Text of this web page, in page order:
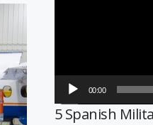
00:00
5 Spanish